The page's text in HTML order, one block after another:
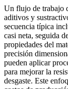
Un flujo de trabajo
aditivos y
secuencia típica
casi neta, seguida
propiedades del
precisión
pueden aplicar
para mejorar la
desgaste. Este